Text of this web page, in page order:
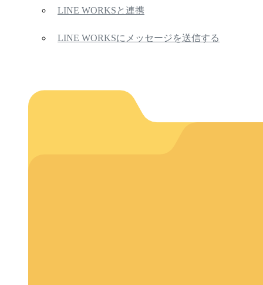
LINE WORKSと連携
LINE WORKSにメッセージを送信する